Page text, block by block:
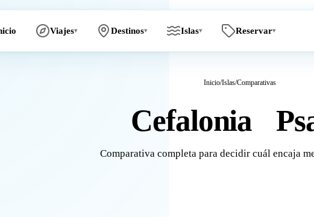
Viajes▾ Destinos▾ Islas▾ Reservar▾
Inicio/Islas/Comparativas
Cefalonia
Comparativa completa para decidir cuál encaja